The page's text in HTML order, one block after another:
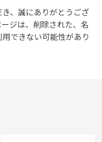
、誠にありがとうござ
ジは、削除された、名
できない可能性があり